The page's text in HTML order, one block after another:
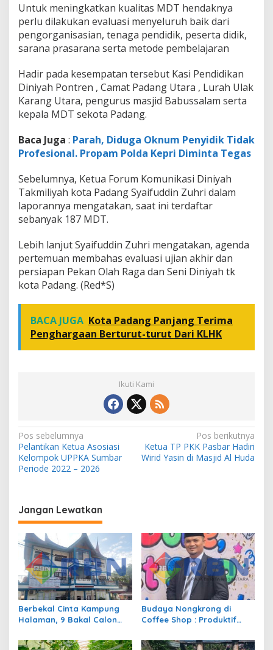
m
p
i
a
K
e
a
g
a
a
a
Untuk meningkatkan kualitas MDT hendaknya
perlu dilakukan evaluasi menyeluruh baik dari
pengorganisasian, tenaga pendidik, peserta didik,
sarana prasarana serta metode pembelajaran
Hadir pada kesempatan tersebut Kasi Pendidikan
Diniyah Pontren , Camat Padang Utara , Lurah Ulak
Karang Utara, pengurus masjid Babussalam serta
kepala MDT sekota Padang.
Baca Juga : Parah, Diduga Oknum Penyidik Tidak
Profesional. Propam Polda Kepri Diminta Tegas
Sebelumnya, Ketua Forum Komunikasi Diniyah
Takmiliyah kota Padang Syaifuddin Zuhri dalam
laporannya mengatakan, saat ini terdaftar
sebanyak 187 MDT.
Lebih lanjut Syaifuddin Zuhri mengatakan, agenda
pertemuan membahas evaluasi ujian akhir dan
persiapan Pekan Olah Raga dan Seni Diniyah tk
kota Padang. (Red*S)
BACA JUGA Kota Padang Panjang Terima
Penghargaan Berturut-turut Dari KLHK
Ikuti Kami
N
a
v
g
a
s
p
o
s
Pos sebelumnya
Pelantikan Ketua Asosiasi
Kelompok UPPKA Sumbar
Periode 2022 – 2026
Pos berikutnya
Ketua TP PKK Pasbar Hadiri
Wirid Yasin di Masjid Al Huda
Jangan Lewatkan
Berbekal Cinta Kampung
Halaman, 9 Bakal Calon
Sulit Air
Budaya Nongkrong di
Coffee Shop : Produktif